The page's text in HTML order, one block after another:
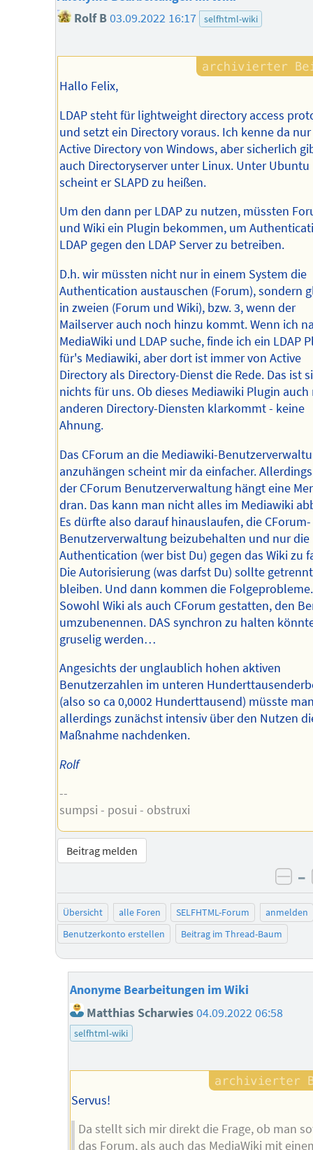
Rolf B03.09.2022 16:17 selfhtml-wiki
Hallo Felix,
LDAP steht für lightweight directory access
und setzt ein Directory voraus. Ich kenne da
Active Directory von Windows, aber sicherlich
auch Directoryserver unter Linux. Unter Ubuntu
scheint er SLAPD zu heißen.
Um den dann per LDAP zu nutzen, müssten
und Wiki ein Plugin bekommen, um
LDAP gegen den LDAP Server zu betreiben.
D.h. wir müssten nicht nur in einem System die
Authentication austauschen (Forum), sondern
in zweien (Forum und Wiki), bzw. 3, wenn der
Mailserver auch noch hinzu kommt. Wenn ich
MediaWiki und LDAP suche, finde ich ein LDAP
für's Mediawiki, aber dort ist immer von Active
Directory als Directory-Dienst die Rede. Das ist
nichts für uns. Ob dieses Mediawiki Plugin auch
anderen Directory-Diensten klarkommt - keine
Ahnung.
Das CForum an die Mediawiki-
anzuhängen scheint mir da einfacher.
der CForum Benutzerverwaltung hängt eine
dran. Das kann man nicht alles im Mediawiki
Es dürfte also darauf hinauslaufen, die CForum-
Benutzerverwaltung beizubehalten und nur die
Authentication (wer bist Du) gegen das Wiki zu
Die Autorisierung (was darfst Du) sollte getrennt
bleiben. Und dann kommen die Folgeprobleme.
Sowohl Wiki als auch CForum gestatten, den
umzubenennen. DAS synchron zu halten
gruselig werden…
Angesichts der unglaublich hohen aktiven
Benutzerzahlen im unteren
(also so ca 0,0002 Hunderttausend) müsste
allerdings zunächst intensiv über den Nutzen
Maßnahme nachdenken.
Rolf
--
sumpsi - posui - obstruxi
Beitrag melden
–
Übersicht alle Foren SELFHTML-Forum
anmelden
Benutzerkonto erstellen
Beitrag im Thread-Baum
Anonyme Bearbeitungen im Wiki
Matthias Scharwies 04.09.2022 06:58
selfhtml-wiki
Servus!
Da stellt sich mir direkt die Frage, ob man
das Forum, als auch das MediaWiki mit